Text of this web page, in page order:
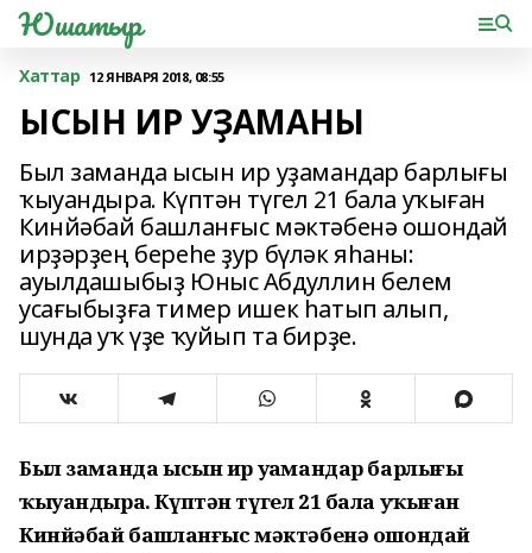
Юшатыр
Хаттар 12 ЯНВАРЯ 2018, 08:55
ЫСЫН ИР УҘАМАНЫ
Был заманда ысын ир уҙамандар барлығы
ҡыуандыра. Күптән түгел 21 бала уҡыған
Кинйәбай башланғыс мәктәбенә ошондай
ирҙәрҙең береһе ҙур бүләк яһаны:
ауылдашыбыҙ Юныс Абдуллин белем
усағыбыҙға тимер ишек һатып алып,
шунда уҡ үҙе ҡуйып та бирҙе.
Был заманда ысын ир уҙамандар барлығы
ҡыуандыра. Күптән түгел 21 бала уҡыған
Кинйәбай башланғыс мәктәбенә ошондай